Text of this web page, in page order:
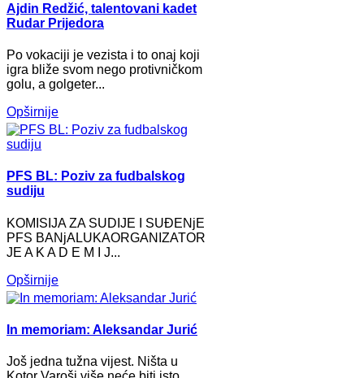
Ajdin Redžić, talentovani kadet
Rudar Prijedora
Po vokaciji je vezista i to onaj koji
igra bliže svom nego protivničkom
golu, a golgeter...
Opširnije
PFS BL: Poziv za fudbalskog
sudiju
KOMISIJA ZA SUDIJE I SUĐENjE
PFS BANjALUKAORGANIZATOR
JE A K A D E M I J...
Opširnije
In memoriam: Aleksandar Jurić
Još jedna tužna vijest. Ništa u